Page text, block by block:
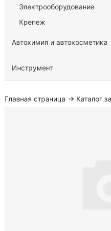
Электрооборудование
Крепеж
Автохимия и автокосметика
Инструмент
Главная страница → Каталог